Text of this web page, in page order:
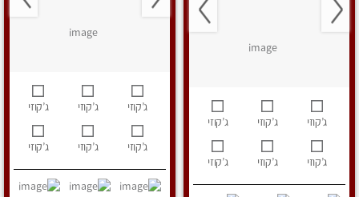
ג’קוזי ג’קוזי ג’קוזי
ג’קוזי ג’קוזי ג’קוזי
ג’קוזי ג’קוזי ג’קוזי
ג’קוזי ג’קוזי ג’קוזי